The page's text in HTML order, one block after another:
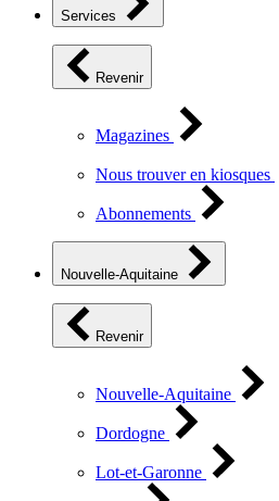
Services
Revenir
Magazines
Nous trouver en kiosques
Abonnements
Nouvelle-Aquitaine
Revenir
Nouvelle-Aquitaine
Dordogne
Lot-et-Garonne